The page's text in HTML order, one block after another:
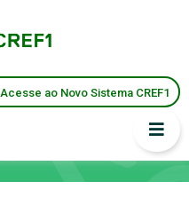
Acesse ao Novo Sistema CREF1